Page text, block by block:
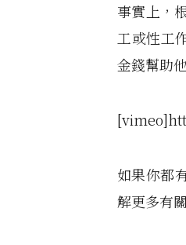
事實上，
工或性工
金錢幫助
如果你都
解更多有